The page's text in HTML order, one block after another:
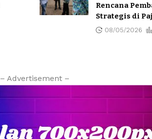
Rencana
Strategis di
08/05/2026
– Advertisement –